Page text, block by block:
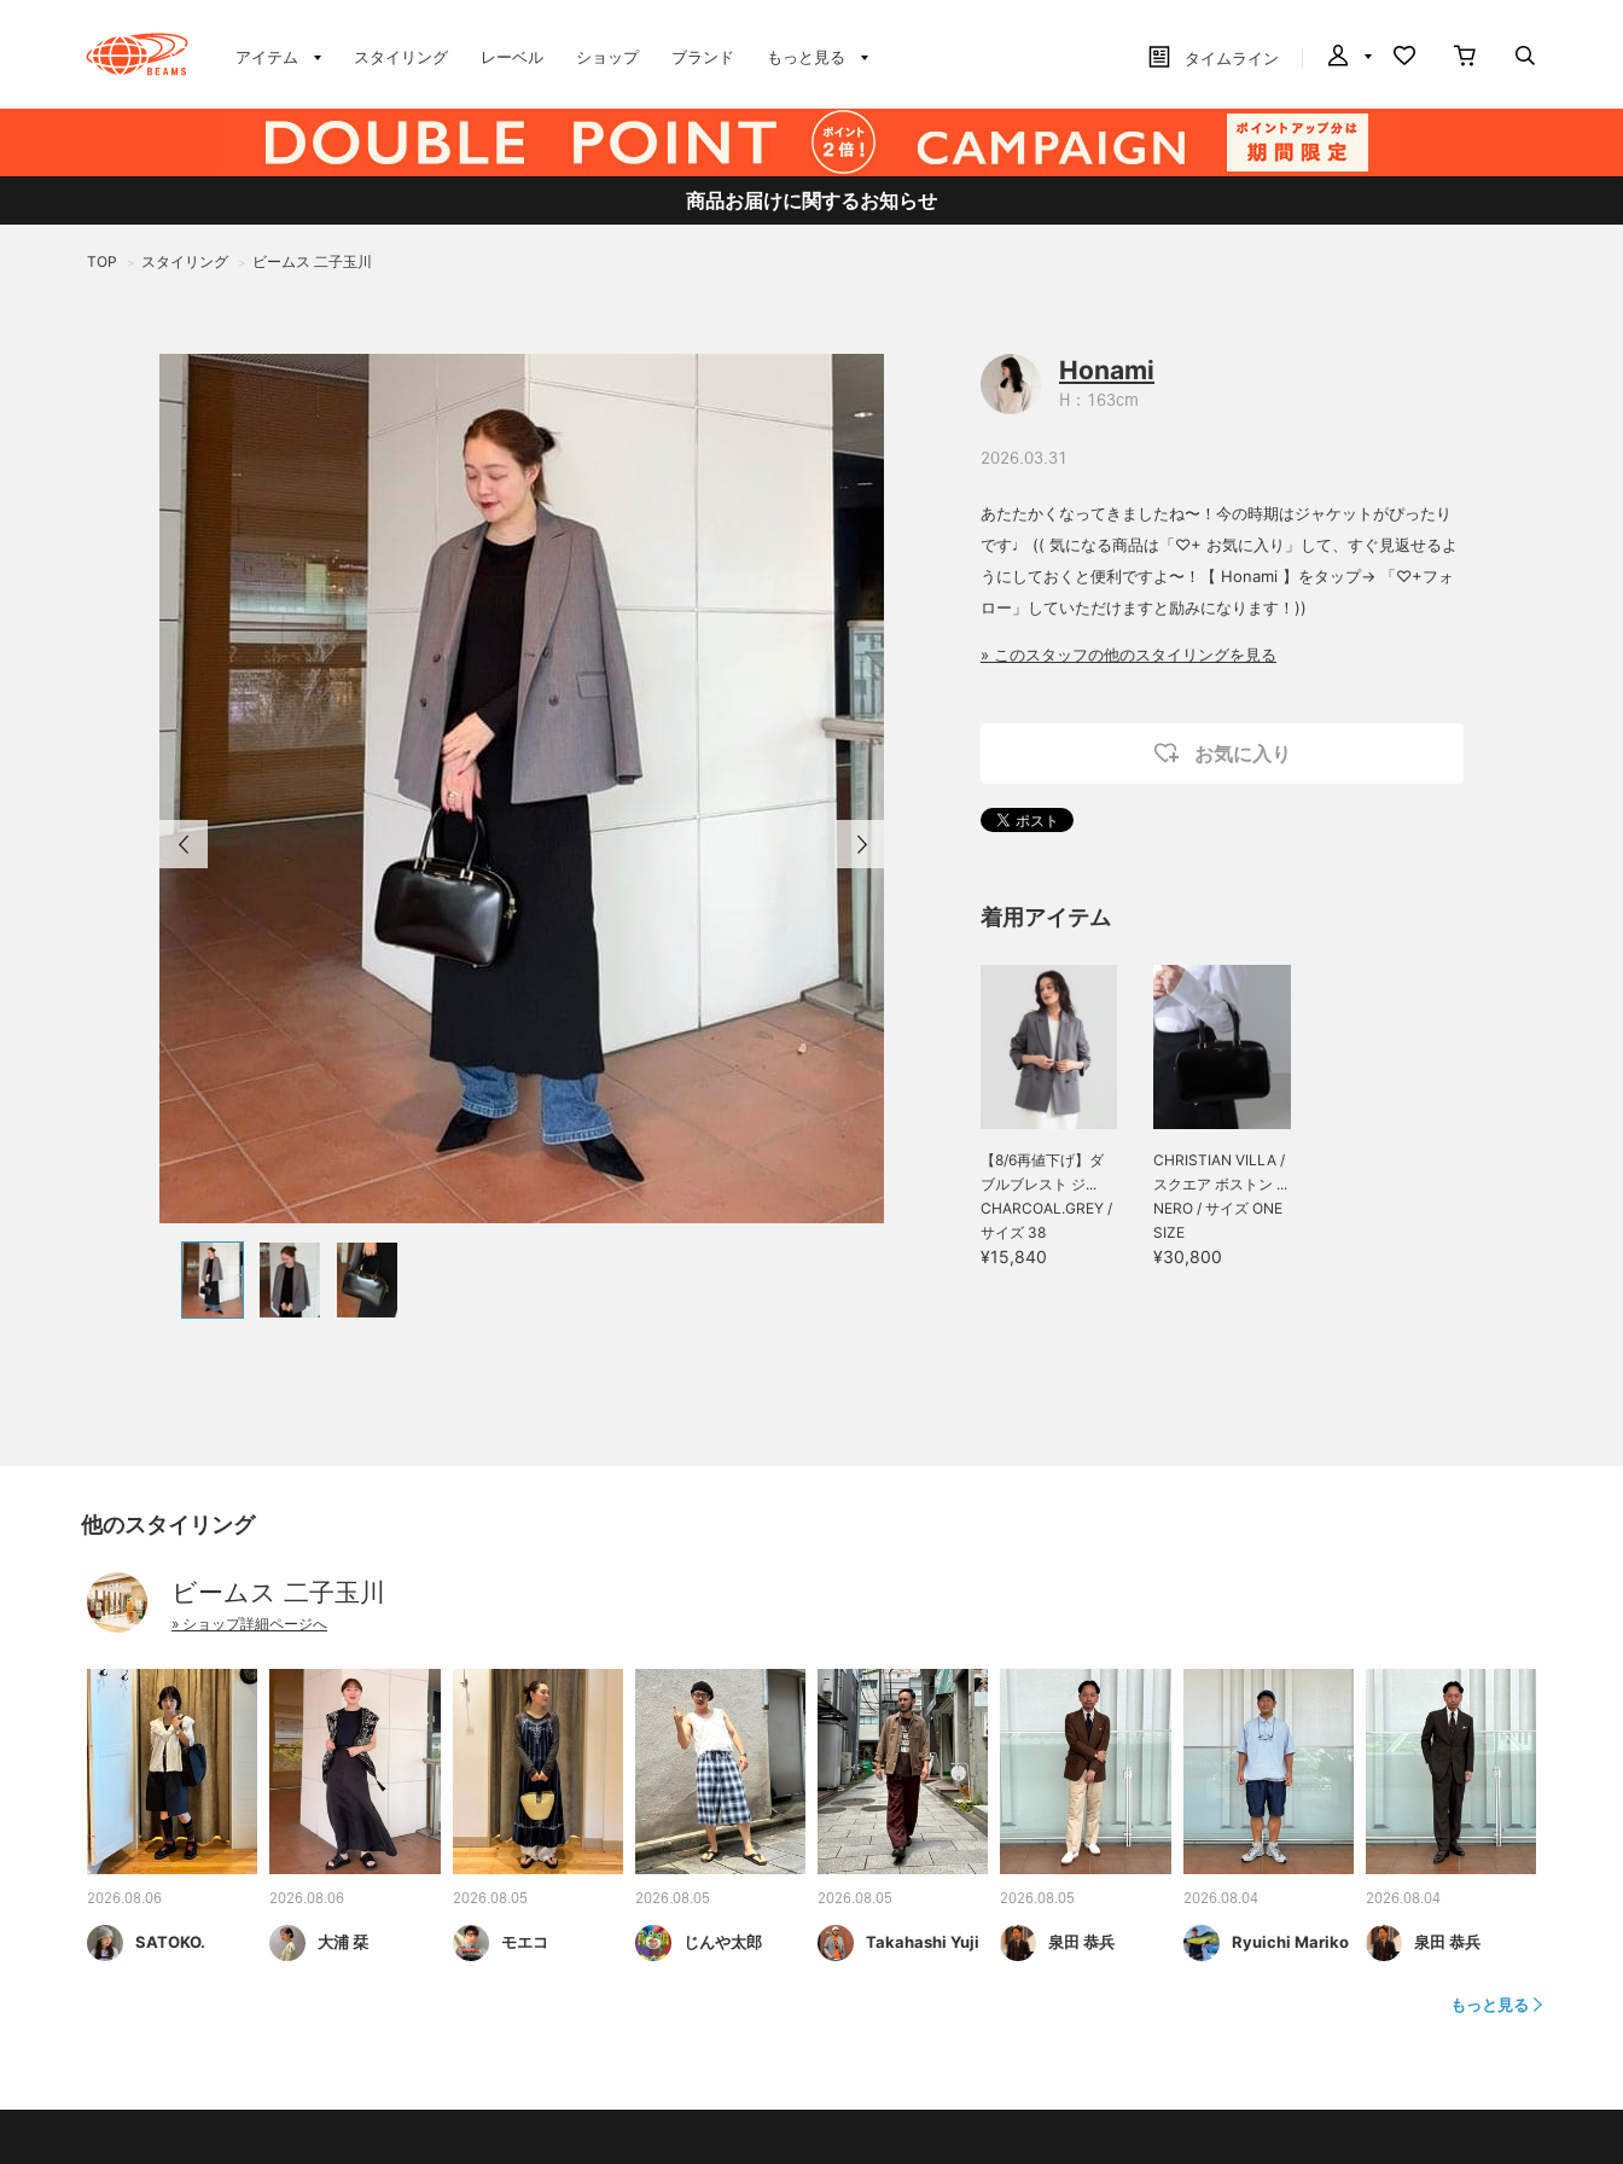
アイテム スタイリング レーベル ショップ ブランド もっと見る タイムライン
商品お届けに関するお知らせ
TOP > スタイリング > ビームス 二子玉川
Honami
H：163cm
2026.03.31
あたたかくなってきましたね〜！今の時期はジャケットがぴったり
です♩ (( 気になる商品は「♡+ お気に入り」して、すぐ見返せるよ
うにしておくと便利ですよ〜！【 Honami 】をタップ→ 「♡+フォ
ロー」していただけますと励みになります！))
» このスタッフの他のスタイリングを見る
お気に入り
着用アイテム
【8/6再値下げ】ダ
ブルブレスト ジ...
CHARCOAL.GREY /
サイズ 38
¥15,840
CHRISTIAN VILLA /
スクエア ボストン ...
NERO / サイズ ONE
SIZE
¥30,800
他のスタイリング
ビームス 二子玉川
» ショップ詳細ページへ
2026.08.06
SATOKO.
2026.08.06
大浦 栞
2026.08.05
モエコ
2026.08.05
じんや太郎
2026.08.05
Takahashi Yuji
2026.08.05
泉田 恭兵
2026.08.04
Ryuichi Mariko
2026.08.04
泉田 恭兵
もっと見る